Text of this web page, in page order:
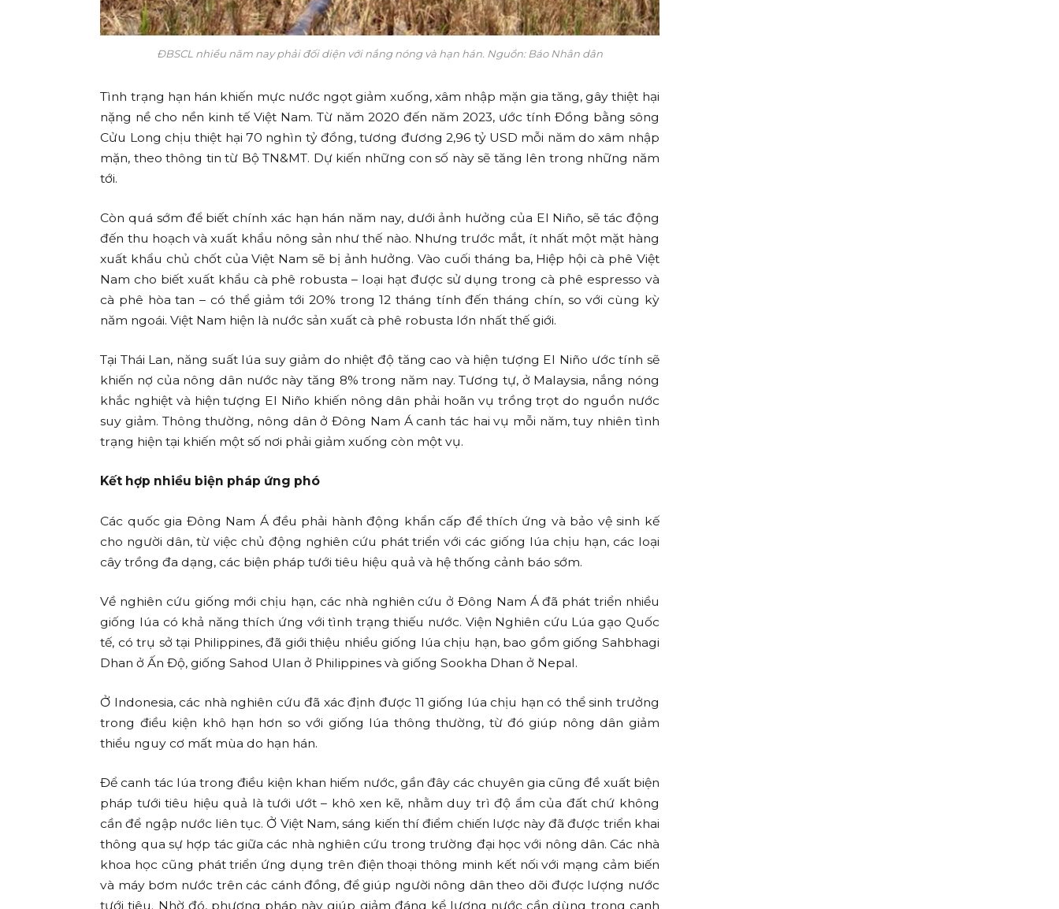
ĐBSCL nhiều năm nay phải đối diện với nắng nóng và hạn hán. Nguồn: Báo Nhân dân
Tình trạng hạn hán khiến mực nước ngọt giảm xuống, xâm nhập mặn gia tăng, gây thiệt hại
nặng nề cho nền kinh tế Việt Nam. Từ năm 2020 đến năm 2023, ước tính Đồng bằng sông
Cửu Long chịu thiệt hại 70 nghìn tỷ đồng, tương đương 2,96 tỷ USD mỗi năm do xâm nhập
mặn, theo thông tin từ Bộ TN&MT. Dự kiến những con số này ​​sẽ tăng lên trong những năm
tới.
Còn quá sớm để biết chính xác hạn hán năm nay, dưới ảnh hưởng của El Niño, sẽ tác động
đến thu hoạch và xuất khẩu nông sản như thế nào. Nhưng trước mắt, ít nhất một mặt hàng
xuất khẩu chủ chốt của Việt Nam sẽ bị ảnh hưởng. Vào cuối tháng ba, Hiệp hội cà phê Việt
Nam cho biết xuất khẩu cà phê robusta – loại hạt được sử dụng trong cà phê espresso và
cà phê hòa tan – có thể giảm tới 20% trong 12 tháng tính đến tháng chín, so với cùng kỳ
năm ngoái. Việt Nam hiện là nước sản xuất cà phê robusta lớn nhất thế giới.
Tại Thái Lan, năng suất lúa suy giảm do nhiệt độ tăng cao và hiện tượng El Niño ước tính sẽ
khiến nợ của nông dân nước này tăng 8% trong năm nay. Tương tự, ở Malaysia, nắng nóng
khắc nghiệt và hiện tượng El Niño khiến nông dân phải hoãn vụ trồng trọt do nguồn nước
suy giảm. Thông thường, nông dân ở Đông Nam Á canh tác hai vụ mỗi năm, tuy nhiên tình
trạng hiện tại khiến một số nơi phải giảm xuống còn một vụ.
Kết hợp nhiều biện pháp ứng phó
Các quốc gia Đông Nam Á đều phải hành động khẩn cấp để thích ứng và bảo vệ sinh kế
cho người dân, từ việc chủ động nghiên cứu phát triển với các giống lúa chịu hạn, các loại
cây trồng đa dạng, các biện pháp tưới tiêu hiệu quả và hệ thống cảnh báo sớm.
Về nghiên cứu giống mới chịu hạn, các nhà nghiên cứu ở Đông Nam Á đã phát triển nhiều
giống lúa có khả năng thích ứng với tình trạng thiếu nước. Viện Nghiên cứu Lúa gạo Quốc
tế, có trụ sở tại Philippines, đã giới thiệu nhiều giống lúa chịu hạn, bao gồm giống Sahbhagi
Dhan ở Ấn Độ, giống Sahod Ulan ở Philippines và giống Sookha Dhan ở Nepal.
Ở Indonesia, các nhà nghiên cứu đã xác định được 11 giống lúa chịu hạn có thể sinh trưởng
trong điều kiện khô hạn hơn so với giống lúa thông thường, từ đó giúp nông dân giảm
thiểu nguy cơ mất mùa do hạn hán.
Để canh tác lúa trong điều kiện khan hiếm nước, gần đây các chuyên gia cũng đề xuất biện
pháp tưới tiêu hiệu quả là tưới ướt – khô xen kẽ, nhằm duy trì độ ẩm của đất chứ không
cần để ngập nước liên tục. Ở Việt Nam, sáng kiến thí điểm chiến lược này đã được triển khai
thông qua sự hợp tác giữa các nhà nghiên cứu trong trường đại học với nông dân. Các nhà
khoa học cũng phát triển ứng dụng trên điện thoại thông minh kết nối với mạng cảm biến
và máy bơm nước trên các cánh đồng, để giúp người nông dân theo dõi được lượng nước
tưới tiêu. Nhờ đó, phương pháp này giúp giảm đáng kể lượng nước cần dùng trong canh